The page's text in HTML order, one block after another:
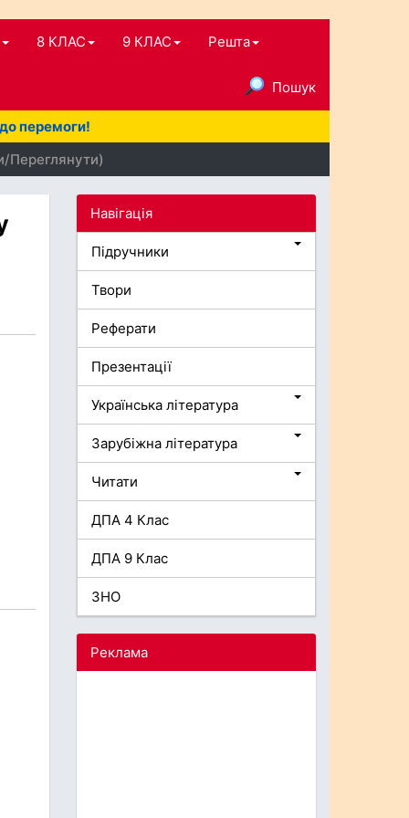
8 КЛАС 9 КЛАС Решта
Пошук
перемоги!
Переглянути)
Навігація
Підручники
Твори
Реферати
Презентації
Українська література
Зарубіжна література
Читати
ДПА 4 Клас
ДПА 9 Клас
ЗНО
Реклама